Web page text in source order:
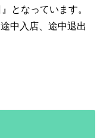
となっています。
中入店、途中退出